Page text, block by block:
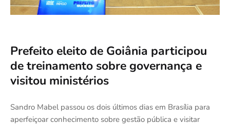
Prefeito eleito de Goiânia participou
de treinamento sobre governança e
visitou ministérios
Sandro Mabel passou os dois últimos dias em Brasília para
aperfeiçoar conhecimento sobre gestão pública e visitar